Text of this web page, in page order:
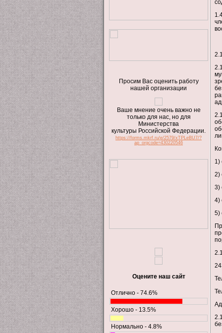
Просим Вас оценить работу
нашей организации
Ваше мнение очень важно не
только для нас, но для
Министерства
культуры Российской Федерации.
https://forms.mkrf.ru/e/2579/xTPLeBU7/?
ap_orgcode=430220546
Оцените наш сайт
Отлично - 74.6%
Хорошо - 13.5%
Нормально - 4.8%
1)
2)
3)
4)
5)